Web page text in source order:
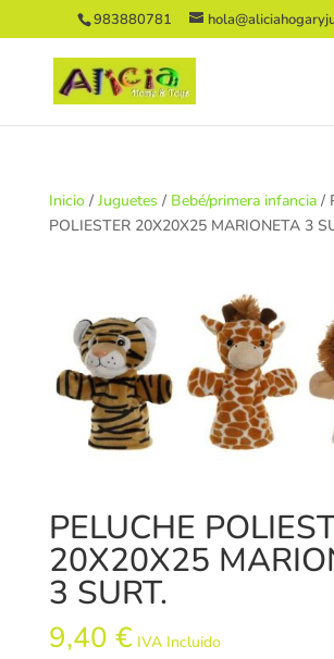
983880781
Inicio/ Juguetes / Bebé/primera infancia/
POLIESTER 20X20X25 MARIONETA 3
PELUCHE
20X20X25
3 SURT.
9,40 € IVA Incluido